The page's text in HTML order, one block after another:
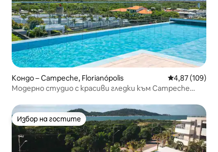
Кондо – Campeche, Florianópolis Средна
4,87 (109)
Модерно студио с красиви гледки към Campeche
Избор на гостите
Избор на гостите